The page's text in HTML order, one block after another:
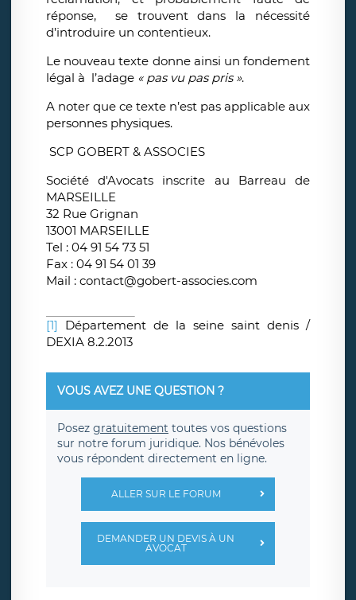
réponse, se trouvent dans la nécessité
d’introduire un contentieux.
Le nouveau texte donne ainsi un fondement
légal à l’adage « pas vu pas pris ».
A noter que ce texte n’est pas applicable aux
personnes physiques.
SCP GOBERT & ASSOCIES
Société d'Avocats inscrite au Barreau de
MARSEILLE
32 Rue Grignan
13001 MARSEILLE
Tel : 04 91 54 73 51
Fax : 04 91 54 01 39
Mail : contact@gobert-associes.com
[1]
Département de la seine saint denis /
DEXIA 8.2.2013
VOUS AVEZ UNE QUESTION ?
Posez gratuitement toutes vos questions
sur notre forum juridique. Nos bénévoles
vous répondent directement en ligne.
ALLER SUR LE FORUM
DEMANDER UN DEVIS À UN
AVOCAT